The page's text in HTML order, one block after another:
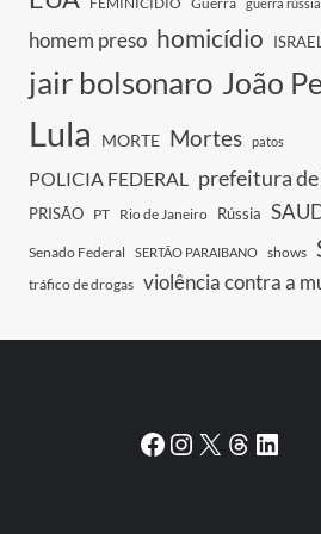
guerra
homem preso homicídio ISRAEL
jair bolsonaro João
Lula MORTE Mortes patos
POLICIA FEDERAL prefeitura de
PRISÃO PT Rio de Janeiro Rússia
Senado Federal SERTÃO PARAIBANO shows
tráfico de drogas violência contra a
Facebook
Instagram
X Threads